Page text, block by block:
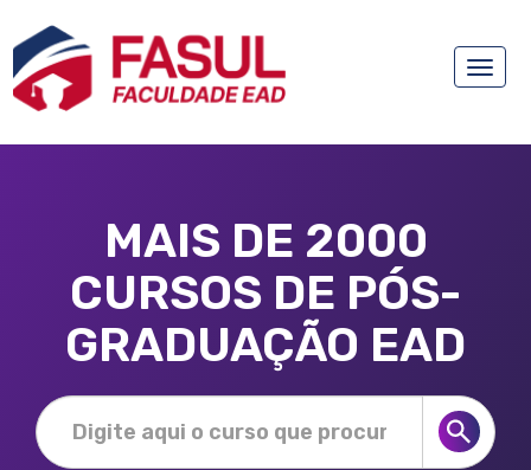
Toggle
MAIS DE 2000
CURSOS DE PÓS-
GRADUAÇÃO EAD